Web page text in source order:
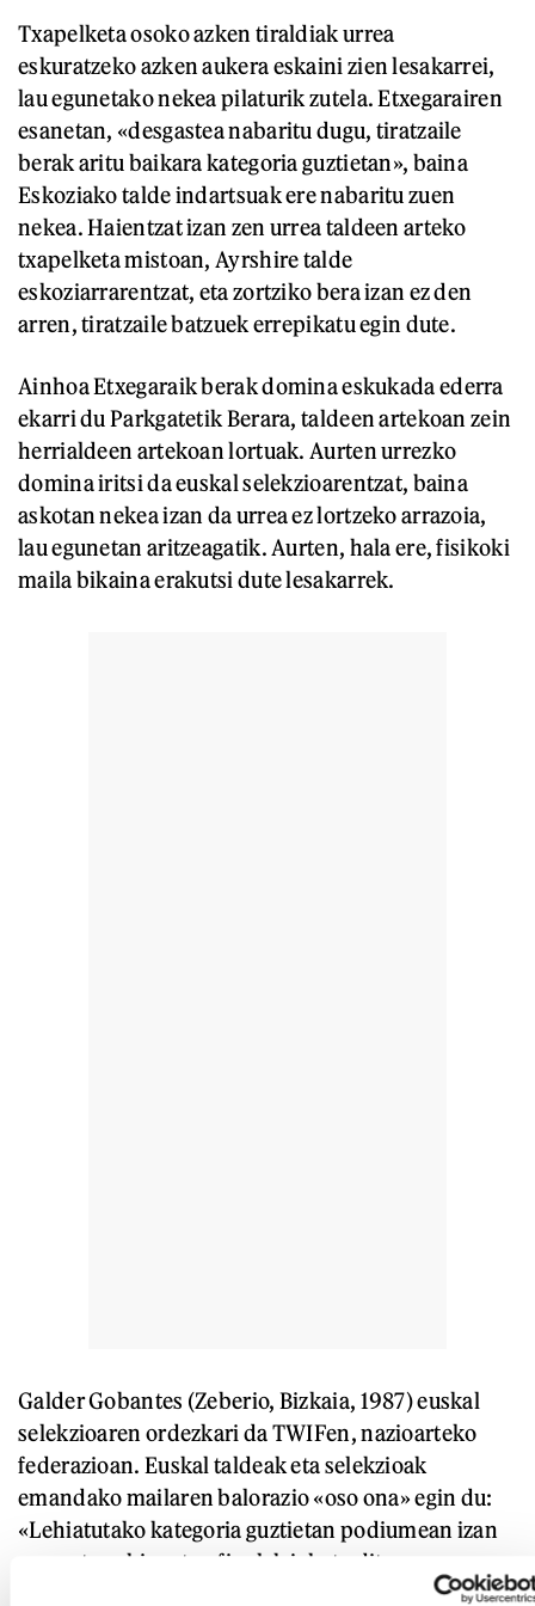
Txapelketa osoko azken tiraldiak urrea
eskuratzeko azken aukera eskaini zien lesakarrei,
lau egunetako nekea pilaturik zutela. Etxegarairen
esanetan, «desgastea nabaritu dugu, tiratzaile
berak aritu baikara kategoria guztietan», baina
Eskoziako talde indartsuak ere nabaritu zuen
nekea. Haientzat izan zen urrea taldeen arteko
txapelketa mistoan, Ayrshire talde
eskoziarrarentzat, eta zortziko bera izan ez den
arren, tiratzaile batzuek errepikatu egin dute.
Ainhoa Etxegaraik berak domina eskukada ederra
ekarri du Parkgatetik Berara, taldeen artekoan zein
herrialdeen artekoan lortuak. Aurten urrezko
domina iritsi da euskal selekzioarentzat, baina
askotan nekea izan da urrea ez lortzeko arrazoia,
lau egunetan aritzeagatik. Aurten, hala ere, fisikoki
maila bikaina erakutsi dute lesakarrek.
Galder Gobantes (Zeberio, Bizkaia, 1987) euskal
selekzioaren ordezkari da TWIFen, nazioarteko
federazioan. Euskal taldeak eta selekzioak
emandako mailaren balorazio «oso ona» egin du:
«Lehiatutako kategoria guztietan podiumean izan
gara, eta gehienetan finalak jokatu ditugu».